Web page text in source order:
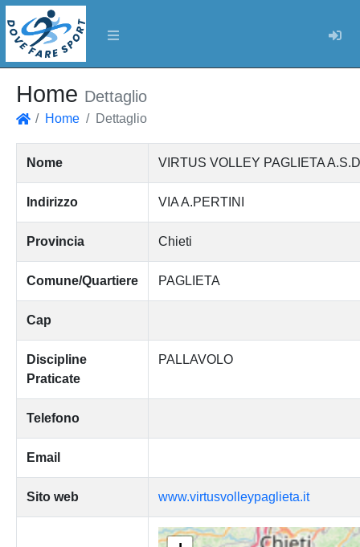
Home Dettaglio
Home Dettaglio
Nome VIRTUS VOLLEY PAGLIETA
Indirizzo VIA A.PERTINI
Provincia Chieti
Comune/Quartiere PAGLIETA
Cap
Discipline
Praticate
PALLAVOLO
Telefono
Email
Sito web www.virtusvolleypaglieta.it